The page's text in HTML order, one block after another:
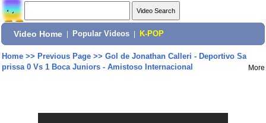
Video Home Popular Videos K-POP
Home>> Previous Page>> Gol de Jonathan Calleri - Deportivo Sa
prissa 0 Vs 1 Boca Juniors - Amistoso Internacional
More